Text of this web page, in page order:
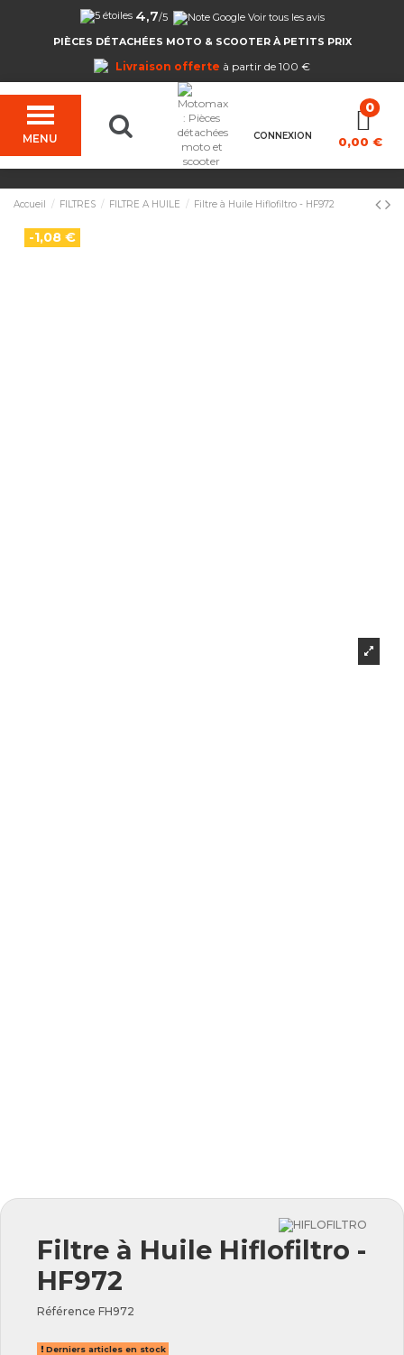
4,7/5 Voir tous les avis
PIÈCES DÉTACHÉES MOTO & SCOOTER À PETITS PRIX
Livraison offerte à partir de 100 €
MENU CONNEXION 0,00 €
Accueil FILTRES FILTRE A HUILE Filtre à Huile Hiflofiltro - HF972
-1,08 €
Filtre à Huile Hiflofiltro -
HF972
Référence FH972
Derniers articles en stock